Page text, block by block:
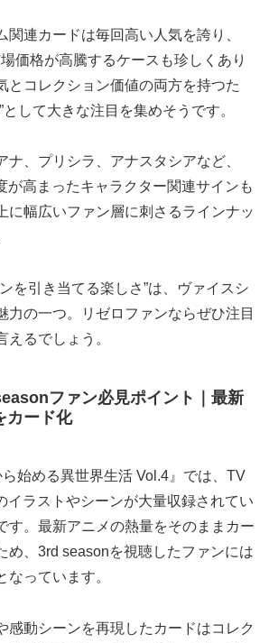
関連カードは毎回高い人気を誇り、
価格が高騰するケースも珍しくあり
とコレクション価値の両方を持つた
して大きな注目を集めそうです。
ナ、プリシラ、アナスタシアなど、
が高まったキャラクター関連サインも
に幅広いファン層に刺さるラインナッ
を引き当てる楽しさ”は、ヴァイスシ
力の一つ。リゼロファンならぜひ注目
えるでしょう。
ファン必見ポイント｜最新
カード化
始める異世界生活 Vol.4』では、TV
イラストやシーンが大量収録されてい
す。最新アニメの熱量をそのままカー
め、3rd seasonを視聴したファンには
なっています。
感動シーンを再現したカードはコレク